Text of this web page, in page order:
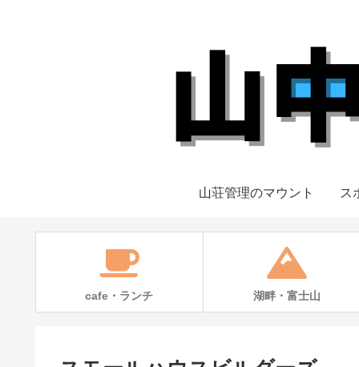
山荘管理のマウント ス
cafe・ランチ 湖畔・富士山